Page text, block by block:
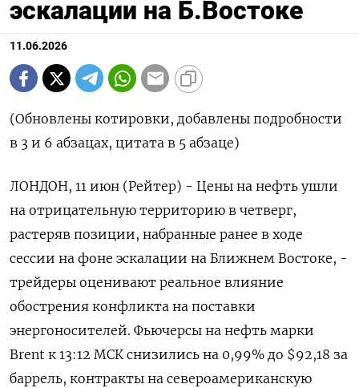
эскалации на Б.Востоке
11.06.2026
(Обновлены котировки, добавлены подробности
в 3 и 6 абзацах, цитата в 5 абзаце)
ЛОНДОН, 11 июн (Рейтер) - Цены на нефть ушли
на отрицательную территорию в четверг,
растеряв ‌позиции, набранные ранее в ходе
сессии на фоне эскалации на Ближнем Востоке, -
трейдеры оценивают реальное влияние
обострения конфликта на поставки
энергоносителей. Фьючерсы на нефть марки
Brent ​к 13:12 МСК снизились ​на 0,99% до $92,18 ​за
баррель, контракты ⁠на североамериканскую